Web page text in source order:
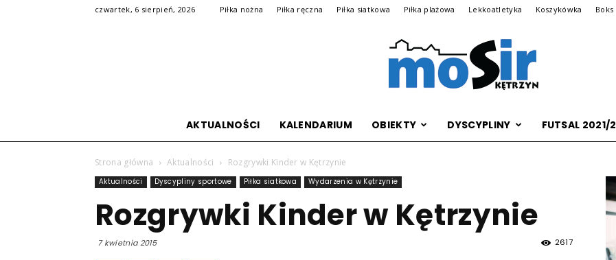
czwartek, 6 sierpień, 2026 Piłka nożna Piłka ręczna Piłka siatkowa Piłka plażowa Lekkoatletyka Koszykówka Boks
Archiwalna
wersja
AKTUALNOŚCI KALENDARIUM OBIEKTY DYSCYPLINY FUTSAL 2021/
Strona główna Aktualności Rozgrywki Kinder w Kętrzynie
Aktualności Dyscypliny sportowe Piłka siatkowa Wydarzenia w Kętrzynie
Rozgrywki Kinder w Kętrzynie
7 kwietnia 2015 2617